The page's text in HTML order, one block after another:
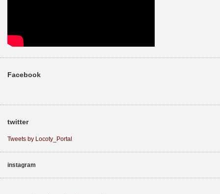
Facebook
twitter
Tweets by Locoty_Portal
instagram